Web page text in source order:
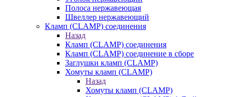
Полоса нержавеющая
Швеллер нержавеющий
Кламп (CLAMP) соединения
Назад
Кламп (CLAMP) соединения
Кламп (CLAMP) соединение в сборе
Заглушки кламп (CLAMP)
Хомуты кламп (CLAMP)
Назад
Хомуты кламп (CLAMP)